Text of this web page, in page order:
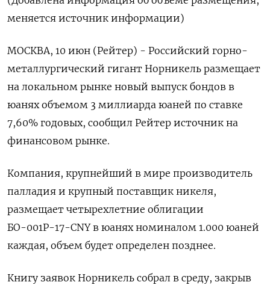
меняется источник информации)
МОСКВА, 10 июн (Рейтер) - Российский горно-
металлургический гигант Норникель размещает
на ‌локальном рынке новый выпуск бондов в
юанях объемом 3 миллиарда юаней по ставке
7,60% годовых, сообщил ​Рейтер источник на ​
финансовом ​рынке.
Компания, крупнейший ⁠в мире производитель
палладия ‌и крупный поставщик никеля,
размещает ‌четырехлетние облигации
БО-001Р-17-CNY в юанях номиналом 1.000 юаней ​
каждая, объем будет определен позднее.
Книгу заявок ‌Норникель собрал в среду, закрыв